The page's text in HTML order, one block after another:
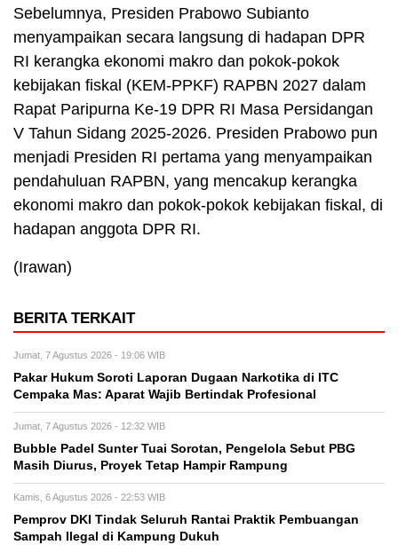
Sebelumnya, Presiden Prabowo Subianto
menyampaikan secara langsung di hadapan DPR
RI kerangka ekonomi makro dan pokok-pokok
kebijakan fiskal (KEM-PPKF) RAPBN 2027 dalam
Rapat Paripurna Ke-19 DPR RI Masa Persidangan
V Tahun Sidang 2025-2026. Presiden Prabowo pun
menjadi Presiden RI pertama yang menyampaikan
pendahuluan RAPBN, yang mencakup kerangka
ekonomi makro dan pokok-pokok kebijakan fiskal, di
hadapan anggota DPR RI.
(Irawan)
BERITA TERKAIT
Jumat, 7 Agustus 2026 - 19:06 WIB
Pakar Hukum Soroti Laporan Dugaan Narkotika di ITC
Cempaka Mas: Aparat Wajib Bertindak Profesional
Jumat, 7 Agustus 2026 - 12:32 WIB
Bubble Padel Sunter Tuai Sorotan, Pengelola Sebut PBG
Masih Diurus, Proyek Tetap Hampir Rampung
Kamis, 6 Agustus 2026 - 22:53 WIB
Pemprov DKI Tindak Seluruh Rantai Praktik Pembuangan
Sampah Ilegal di Kampung Dukuh